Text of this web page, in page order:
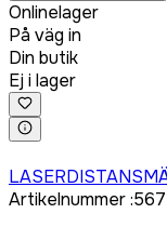
Onlinelager
På väg in
Din butik
Ej i lager
Artikelnummer: